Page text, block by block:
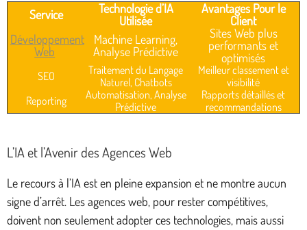
Service
Technologie d’IA
Utilisée
Avantages Pour le
Client
Développement
Web
Machine Learning,
Analyse Prédictive
Sites Web plus
performants et
optimisés
SEO
Traitement du Langage
Naturel, Chatbots
Meilleur classement et
visibilité
Reporting
Automatisation, Analyse
Prédictive
Rapports détaillés et
recommandations
L’IA et l’Avenir des Agences Web
Le recours à l’IA est en pleine expansion et ne montre aucun
signe d’arrêt. Les agences web, pour rester compétitives,
doivent non seulement adopter ces technologies, mais aussi